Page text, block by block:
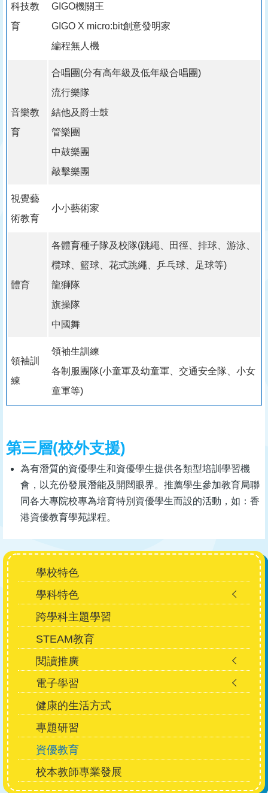
科技教
育
GIGO機關王
GIGO X micro:bit創意發明家
編程無人機
音樂教
育
合唱團(分有高年級及低年級合唱團)
流行樂隊
結他及爵士鼓
管樂團
中鼓樂團
敲擊樂團
視覺藝
術教育
小小藝術家
體育
各體育種子隊及校隊(跳繩、田徑、排球、游泳、
欖球、籃球、花式跳繩、乒乓球、足球等)
龍獅隊
旗操隊
中國舞
領袖訓
練
領袖生訓練
各制服團隊(小童軍及幼童軍、交通安全隊、小女
童軍等)
第三層(校外支援)
為有潛質的資優學生和資優學生提供各類型培訓學習機
會，以充份發展潛能及開闊眼界。推薦學生參加教育局聯
同各大專院校專為培育特別資優學生而設的活動，如：香
港資優教育學苑課程。
Main
navigation
學校特色
學科特色
跨學科主題學習
STEAM教育
閱讀推廣
電子學習
健康的生活方式
專題研習
資優教育
校本教師專業發展